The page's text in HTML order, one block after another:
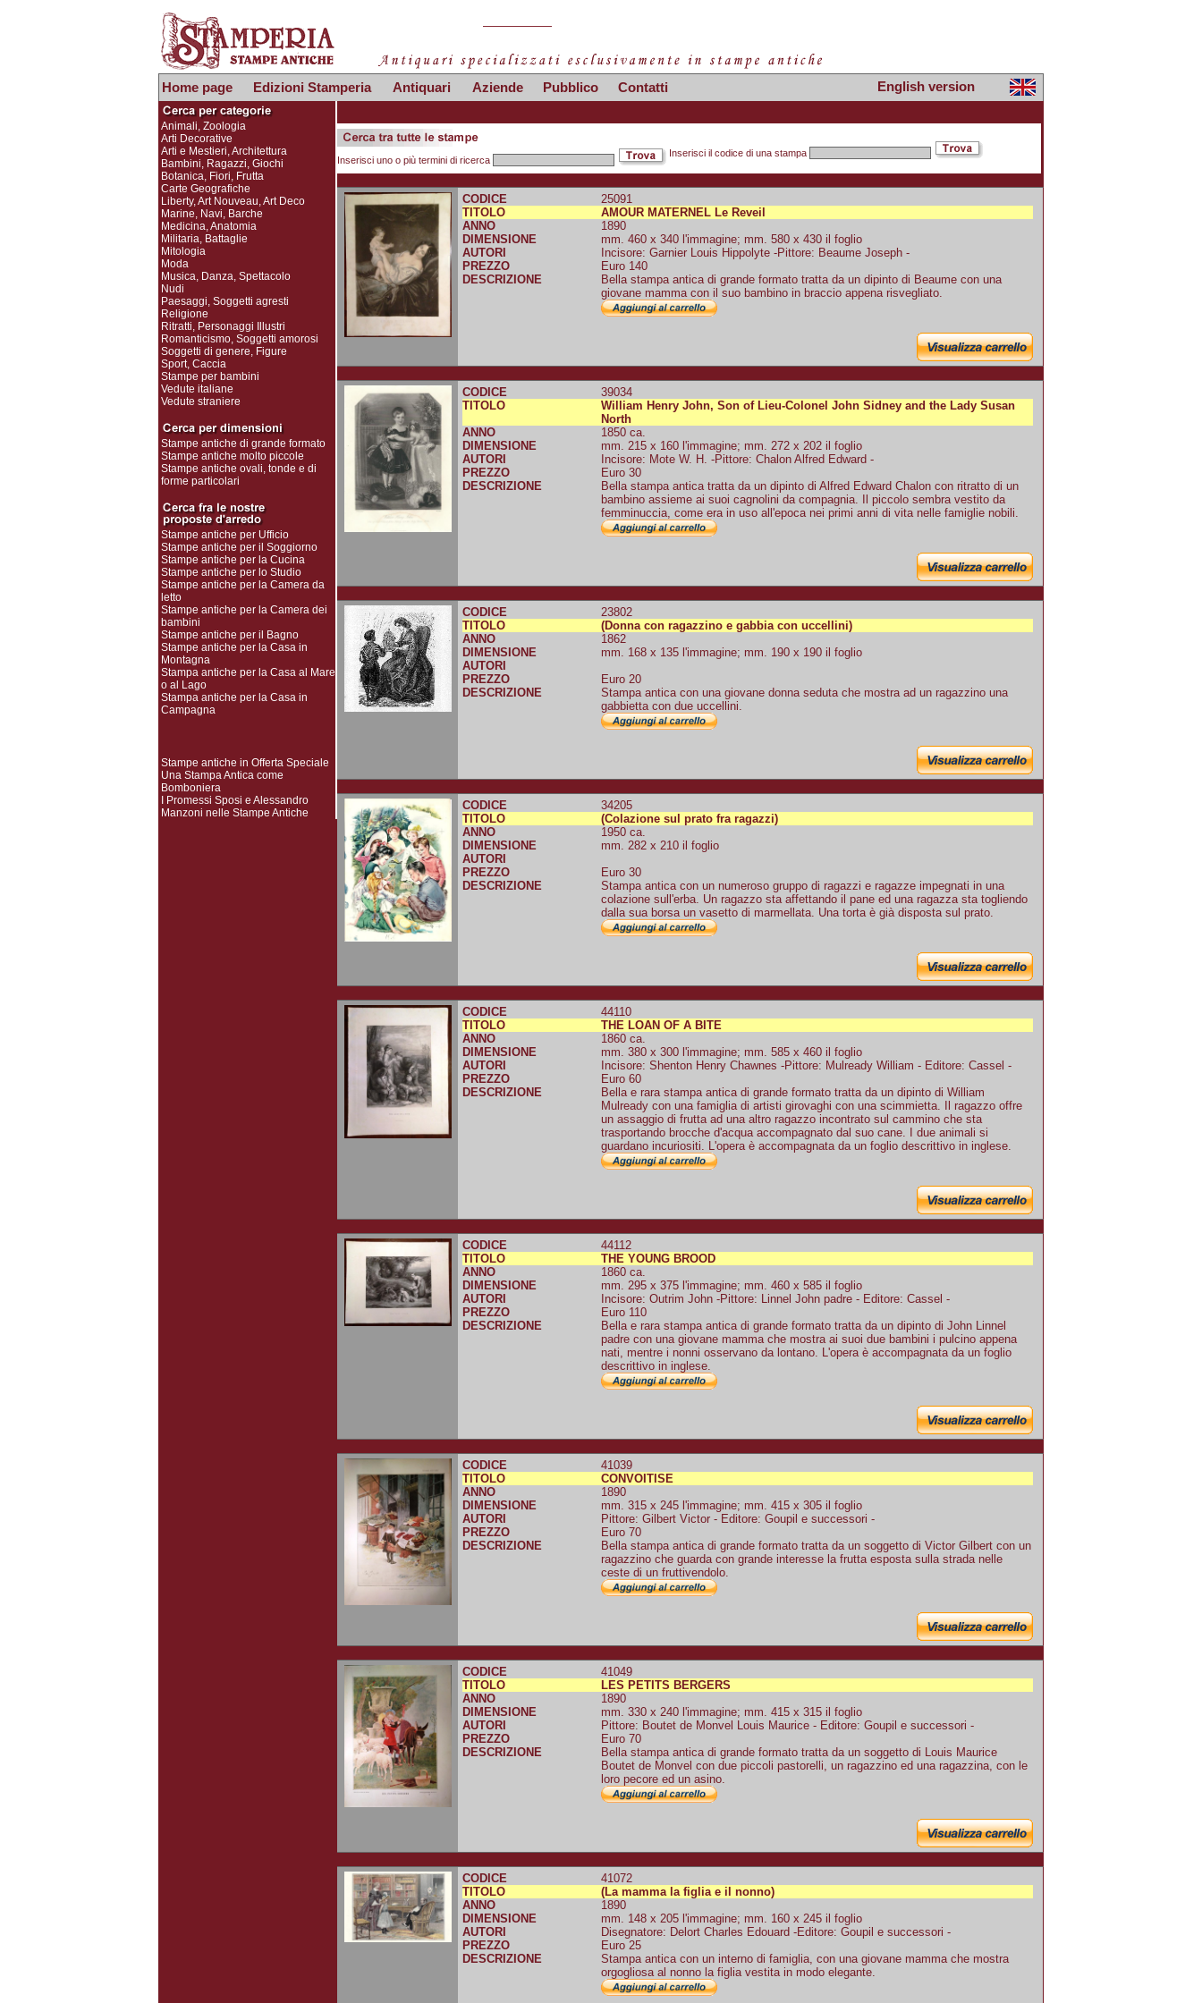
Home page Edizioni Stamperia Antiquari Aziende Pubblico Contatti English version
Animali, Zoologia
Arti Decorative
Arti e Mestieri, Architettura
Bambini, Ragazzi, Giochi
Botanica, Fiori, Frutta
Carte Geografiche
Liberty, Art Nouveau, Art Deco
Marine, Navi, Barche
Medicina, Anatomia
Militaria, Battaglie
Mitologia
Moda
Musica, Danza, Spettacolo
Nudi
Paesaggi, Soggetti agresti
Religione
Ritratti, Personaggi Illustri
Romanticismo, Soggetti amorosi
Soggetti di genere, Figure
Sport, Caccia
Stampe per bambini
Vedute italiane
Vedute straniere
Stampe antiche di grande formato
Stampe antiche molto piccole
Stampe antiche ovali, tonde e di
forme particolari
Stampe antiche per Ufficio
Stampe antiche per il Soggiorno
Stampe antiche per la Cucina
Stampe antiche per lo Studio
Stampe antiche per la Camera da
letto
Stampe antiche per la Camera dei
bambini
Stampe antiche per il Bagno
Stampe antiche per la Casa in
Montagna
Stampa antiche per la Casa al Mare
o al Lago
Stampa antiche per la Casa in
Campagna
Stampe antiche in Offerta Speciale
Una Stampa Antica come
Bomboniera
I Promessi Sposi e Alessandro
Manzoni nelle Stampe Antiche
Inserisci uno o più termini di ricerca
Inserisci il codice di una stampa
CODICE
25091
TITOLO
AMOUR MATERNEL Le Reveil
ANNO
1890
DIMENSIONE
mm. 460 x 340 l'immagine; mm. 580 x 430 il foglio
AUTORI
Incisore: Garnier Louis Hippolyte -Pittore: Beaume Joseph -
PREZZO
Euro 140
DESCRIZIONE
Bella stampa antica di grande formato tratta da un dipinto di Beaume con una
giovane mamma con il suo bambino in braccio appena risvegliato.
CODICE
39034
TITOLO
William Henry John, Son of Lieu-Colonel John Sidney and the Lady Susan
North
ANNO
1850 ca.
DIMENSIONE
mm. 215 x 160 l'immagine; mm. 272 x 202 il foglio
AUTORI
Incisore: Mote W. H. -Pittore: Chalon Alfred Edward -
PREZZO
Euro 30
DESCRIZIONE
Bella stampa antica tratta da un dipinto di Alfred Edward Chalon con ritratto di un
bambino assieme ai suoi cagnolini da compagnia. Il piccolo sembra vestito da
femminuccia, come era in uso all'epoca nei primi anni di vita nelle famiglie nobili.
CODICE
23802
TITOLO
(Donna con ragazzino e gabbia con uccellini)
ANNO
1862
DIMENSIONE
mm. 168 x 135 l'immagine; mm. 190 x 190 il foglio
AUTORI
PREZZO
Euro 20
DESCRIZIONE
Stampa antica con una giovane donna seduta che mostra ad un ragazzino una
gabbietta con due uccellini.
CODICE
34205
TITOLO
(Colazione sul prato fra ragazzi)
ANNO
1950 ca.
DIMENSIONE
mm. 282 x 210 il foglio
AUTORI
PREZZO
Euro 30
DESCRIZIONE
Stampa antica con un numeroso gruppo di ragazzi e ragazze impegnati in una
colazione sull'erba. Un ragazzo sta affettando il pane ed una ragazza sta togliendo
dalla sua borsa un vasetto di marmellata. Una torta è già disposta sul prato.
CODICE
44110
TITOLO
THE LOAN OF A BITE
ANNO
1860 ca.
DIMENSIONE
mm. 380 x 300 l'immagine; mm. 585 x 460 il foglio
AUTORI
Incisore: Shenton Henry Chawnes -Pittore: Mulready William - Editore: Cassel -
PREZZO
Euro 60
DESCRIZIONE
Bella e rara stampa antica di grande formato tratta da un dipinto di William
Mulready con una famiglia di artisti girovaghi con una scimmietta. Il ragazzo offre
un assaggio di frutta ad una altro ragazzo incontrato sul cammino che sta
trasportando brocche d'acqua accompagnato dal suo cane. I due animali si
guardano incuriositi. L'opera è accompagnata da un foglio descrittivo in inglese.
CODICE
44112
TITOLO
THE YOUNG BROOD
ANNO
1860 ca.
DIMENSIONE
mm. 295 x 375 l'immagine; mm. 460 x 585 il foglio
AUTORI
Incisore: Outrim John -Pittore: Linnel John padre - Editore: Cassel -
PREZZO
Euro 110
DESCRIZIONE
Bella e rara stampa antica di grande formato tratta da un dipinto di John Linnel
padre con una giovane mamma che mostra ai suoi due bambini i pulcino appena
nati, mentre i nonni osservano da lontano. L'opera è accompagnata da un foglio
descrittivo in inglese.
CODICE
41039
TITOLO
CONVOITISE
ANNO
1890
DIMENSIONE
mm. 315 x 245 l'immagine; mm. 415 x 305 il foglio
AUTORI
Pittore: Gilbert Victor - Editore: Goupil e successori -
PREZZO
Euro 70
DESCRIZIONE
Bella stampa antica di grande formato tratta da un soggetto di Victor Gilbert con un
ragazzino che guarda con grande interesse la frutta esposta sulla strada nelle
ceste di un fruttivendolo.
CODICE
41049
TITOLO
LES PETITS BERGERS
ANNO
1890
DIMENSIONE
mm. 330 x 240 l'immagine; mm. 415 x 315 il foglio
AUTORI
Pittore: Boutet de Monvel Louis Maurice - Editore: Goupil e successori -
PREZZO
Euro 70
DESCRIZIONE
Bella stampa antica di grande formato tratta da un soggetto di Louis Maurice
Boutet de Monvel con due piccoli pastorelli, un ragazzino ed una ragazzina, con le
loro pecore ed un asino.
CODICE
41072
TITOLO
(La mamma la figlia e il nonno)
ANNO
1890
DIMENSIONE
mm. 148 x 205 l'immagine; mm. 160 x 245 il foglio
AUTORI
Disegnatore: Delort Charles Edouard -Editore: Goupil e successori -
PREZZO
Euro 25
DESCRIZIONE
Stampa antica con un interno di famiglia, con una giovane mamma che mostra
orgogliosa al nonno la figlia vestita in modo elegante.